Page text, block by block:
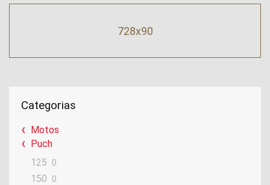
728x90
Categorias
Motos
Puch
125
0
150 0